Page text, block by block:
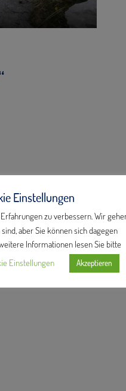
McMinn der Hüfte.
der Operation sehr
Ich kann mich um
bin aber etwas
durchhält.
Einstellungen
zu verbessern. Wir
aber Sie können sich dagegen
Informationen lesen Sie bitte
Einstellungen Akzeptieren